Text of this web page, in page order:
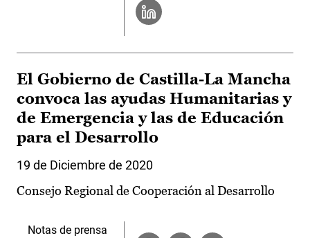
El Gobierno de Castilla-La Mancha
convoca las ayudas Humanitarias y
de Emergencia y las de Educación
para el Desarrollo
19 de Diciembre de 2020
Consejo Regional de Cooperación al Desarrollo
Notas de prensa